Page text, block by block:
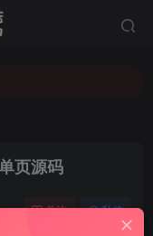
页源码
关注 私信